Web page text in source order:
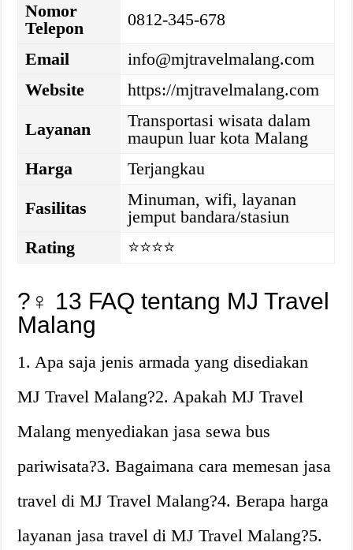
Nomor
Telepon
0812-345-678
Email
info@mjtravelmalang.com
Website
https://mjtravelmalang.com
Layanan
Transportasi wisata dalam
maupun luar kota Malang
Harga
Terjangkau
Fasilitas
Minuman, wifi, layanan
jemput bandara/stasiun
Rating
⭐⭐⭐⭐
?‍♀️ 13 FAQ tentang MJ Travel
Malang
1. Apa saja jenis armada yang disediakan
MJ Travel Malang?2. Apakah MJ Travel
Malang menyediakan jasa sewa bus
pariwisata?3. Bagaimana cara memesan jasa
travel di MJ Travel Malang?4. Berapa harga
layanan jasa travel di MJ Travel Malang?5.